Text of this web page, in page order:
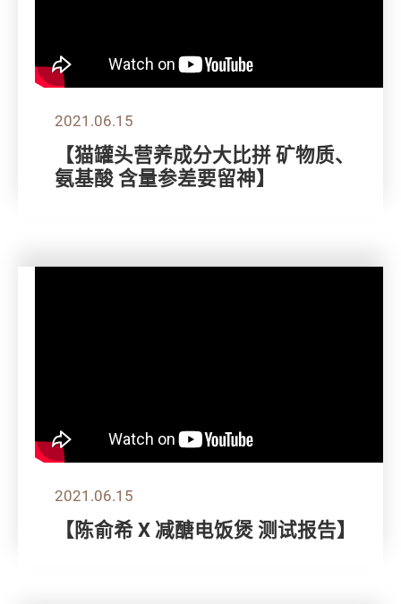
2021.06.15
【猫罐头营养成分大比拼 矿物质、
氨基酸 含量参差要留神】
2021.06.15
【陈俞希 X 减醣电饭煲 测试报告】